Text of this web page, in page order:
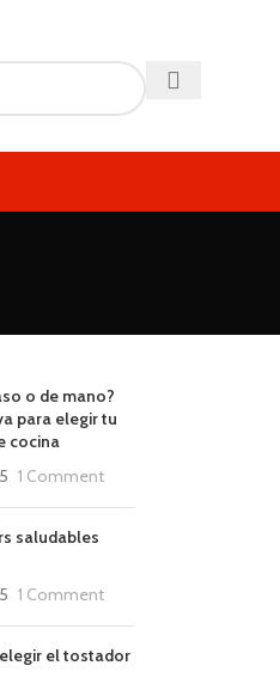
o de mano?
para elegir tu
cocina
1 Comment
saludables
1 Comment
el tostador